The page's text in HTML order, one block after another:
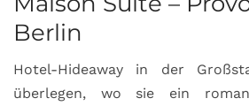
Berlin
Hotel-Hideaway in der
überlegen, wo sie ein